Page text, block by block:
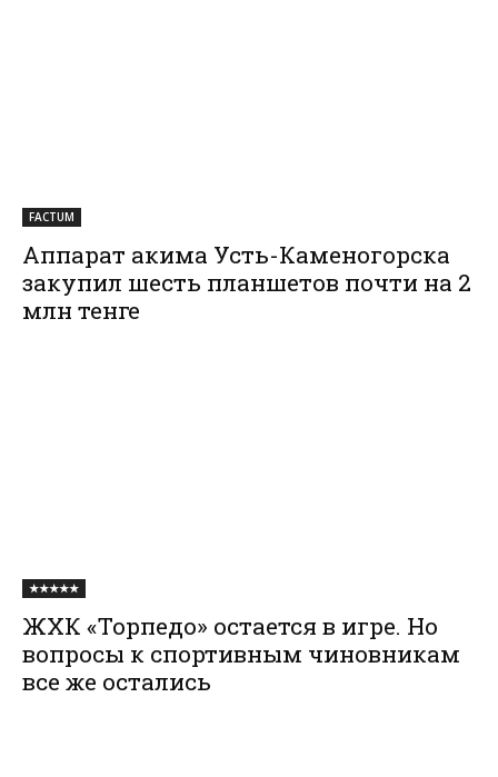
FACTUM
Аппарат акима Усть-Каменогорска
закупил шесть планшетов почти на 2
млн тенге
★★★★★
ЖХК «Торпедо» остается в игре. Но
вопросы к спортивным чиновникам
все же остались